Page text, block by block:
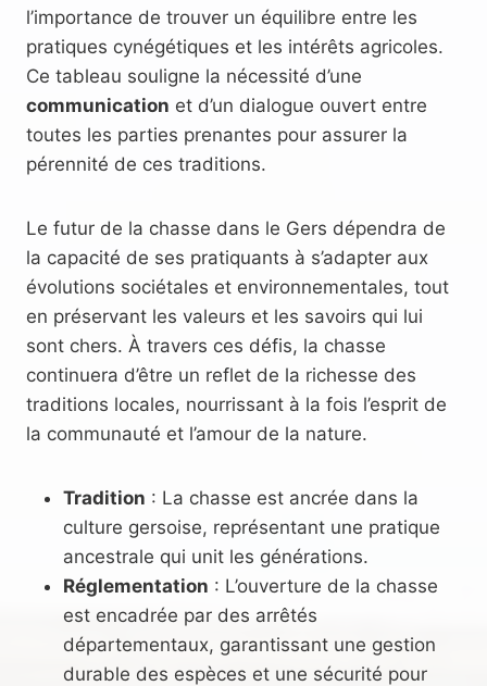
l’importance de trouver un équilibre entre les
pratiques cynégétiques et les intérêts agricoles.
Ce tableau souligne la nécessité d’une
communication et d’un dialogue ouvert entre
toutes les parties prenantes pour assurer la
pérennité de ces traditions.
Le futur de la chasse dans le Gers dépendra de
la capacité de ses pratiquants à s’adapter aux
évolutions sociétales et environnementales, tout
en préservant les valeurs et les savoirs qui lui
sont chers. À travers ces défis, la chasse
continuera d’être un reflet de la richesse des
traditions locales, nourrissant à la fois l’esprit de
la communauté et l’amour de la nature.
Tradition : La chasse est ancrée dans la
culture gersoise, représentant une pratique
ancestrale qui unit les générations.
Réglementation : L’ouverture de la chasse
est encadrée par des arrêtés
départementaux, garantissant une gestion
durable des espèces et une sécurité pour